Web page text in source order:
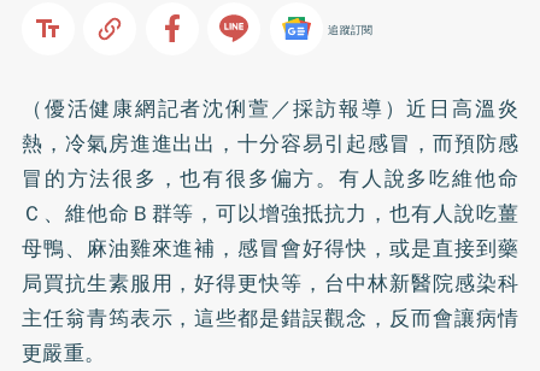
追蹤訂閱
（優活健康網記者沈俐萱／採訪報導）近日高溫炎
熱，冷氣房進進出出，十分容易引起感冒，而預防感
冒的方法很多，也有很多偏方。有人說多吃維他命
Ｃ、維他命Ｂ群等，可以增強抵抗力，也有人說吃薑
母鴨、麻油雞來進補，感冒會好得快，或是直接到藥
局買抗生素服用，好得更快等，台中林新醫院感染科
主任翁青筠表示，這些都是錯誤觀念，反而會讓病情
更嚴重。